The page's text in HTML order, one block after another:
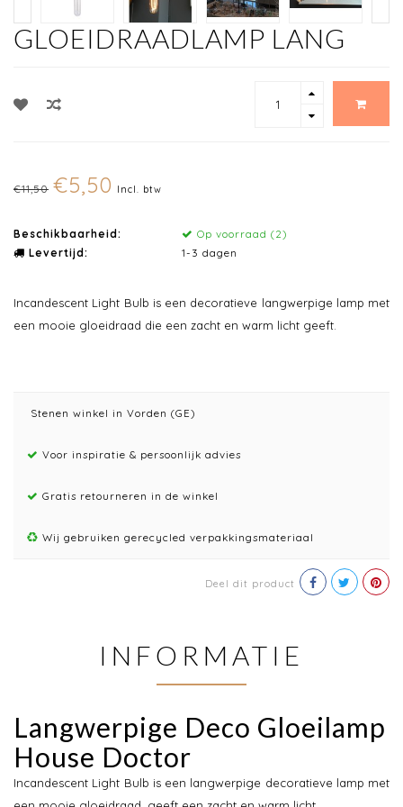
GLOEIDRAADLAMP LANG
€11,50 €5,50 Incl. btw
Beschikbaarheid:
Op voorraad (2)
Levertijd:
1-3 dagen
Incandescent Light Bulb is een decoratieve langwerpige lamp met
een mooie gloeidraad die een zacht en warm licht geeft.
Stenen winkel in Vorden (GE)
Voor inspiratie & persoonlijk advies
Gratis retourneren in de winkel
Wij gebruiken gerecycled verpakkingsmateriaal
Deel dit product
INFORMATIE
Langwerpige Deco Gloeilamp
House Doctor
Incandescent Light Bulb is een langwerpige decoratieve lamp met